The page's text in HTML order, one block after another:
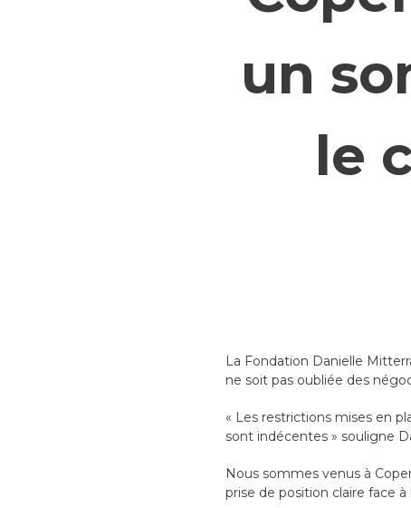
un
le
La Fondation Danielle
ne soit pas oubliée des
« Les restrictions mises en
sont indécentes » souligne
Nous sommes venus à
prise de position claire face